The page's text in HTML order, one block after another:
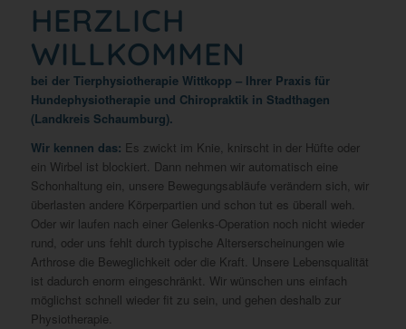
HERZLICH
WILLKOMMEN
bei der Tierphysiotherapie Wittkopp – Ihrer Praxis für
Hundephysiotherapie und Chiropraktik in Stadthagen
(Landkreis Schaumburg).
Wir kennen das: Es zwickt im Knie, knirscht in der Hüfte oder
ein Wirbel ist blockiert. Dann nehmen wir automatisch eine
Schonhaltung ein, unsere Bewegungsabläufe verändern sich, wir
überlasten andere Körperpartien und schon tut es überall weh.
Oder wir laufen nach einer Gelenks-Operation noch nicht wieder
rund, oder uns fehlt durch typische Alterserscheinungen wie
Arthrose die Beweglichkeit oder die Kraft. Unsere Lebensqualität
ist dadurch enorm eingeschränkt. Wir wünschen uns einfach
möglichst schnell wieder fit zu sein, und gehen deshalb zur
Physiotherapie.